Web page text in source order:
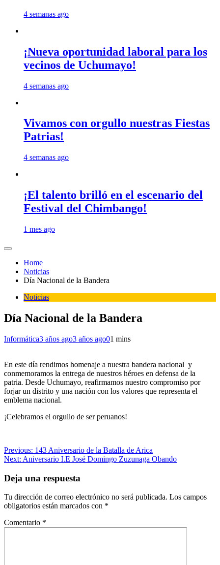
4 semanas ago
¡Nueva oportunidad laboral para los
vecinos de Uchumayo!
4 semanas ago
Vivamos con orgullo nuestras Fiestas
Patrias!
4 semanas ago
¡El talento brilló en el escenario del
Festival del Chimbango!
1 mes ago
Home
Noticias
Día Nacional de la Bandera
Noticias
Día Nacional de la Bandera
Informática3 años ago3 años ago01 mins
En este día rendimos homenaje a nuestra bandera nacional y
conmemoramos la entrega de nuestros héroes en defensa de la
patria. Desde Uchumayo, reafirmamos nuestro compromiso por
forjar un distrito y una nación con los valores que representa el
emblema nacional.
¡Celebramos el orgullo de ser peruanos!
Navegación
de
entradas
Previous: 143 Aniversario de la Batalla de Arica
Next: Aniversario I.E José Domingo Zuzunaga Obando
Deja una respuesta
Tu dirección de correo electrónico no será publicada. Los campos
obligatorios están marcados con *
Comentario *